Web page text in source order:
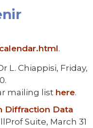
.
L. Chiappisi, Friday,
mailing list here.
Diffraction Data
Suite, March 31